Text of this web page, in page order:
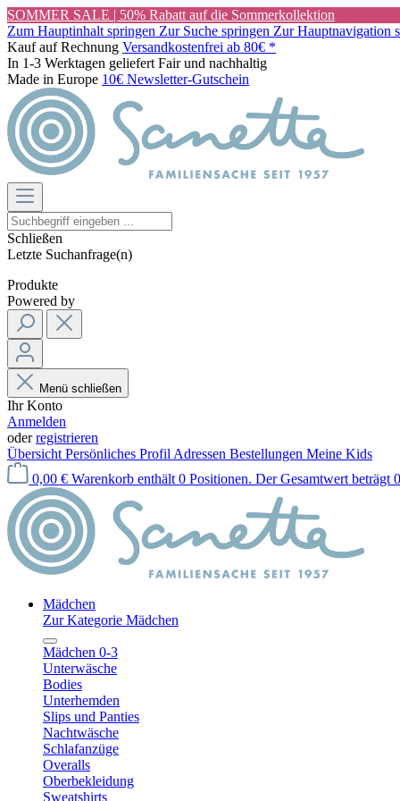
SOMMER SALE | 50% Rabatt auf die Sommerkollektion
Zum Hauptinhalt springen Zur Suche springen Zur Hauptnavigation
Kauf auf Rechnung Versandkostenfrei ab 80€ *
In 1-3 Werktagen geliefert Fair und nachhaltig
Made in Europe 10€ Newsletter-Gutschein
Schließen
Letzte Suchanfrage(n)
Produkte
Powered by
Menü schließen
Ihr Konto
Anmelden
oderregistrieren
Übersicht Persönliches Profil Adressen Bestellungen Meine Kids
0,00 € Warenkorb enthält 0 Positionen. Der Gesamtwert beträgt
Mädchen
Zur Kategorie Mädchen
Mädchen 0-3
Unterwäsche
Bodies
Unterhemden
Slips und Panties
Nachtwäsche
Schlafanzüge
Overalls
Oberbekleidung
Sweatshirts